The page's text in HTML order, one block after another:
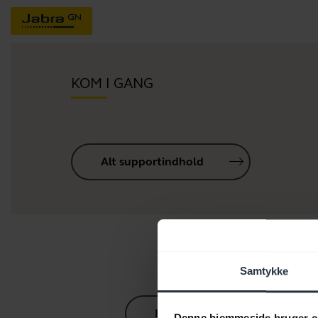
Samtykke
KOM I GANG
Alt supportindhold
Bluetooth parringsguide